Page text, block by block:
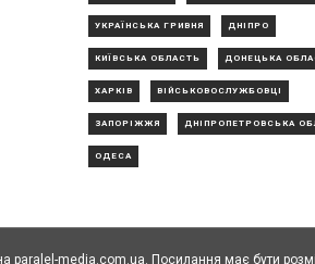
УКРАЇНСЬКА ГРИВНЯ ДНІПРО
КИЇВСЬКА ОБЛАСТЬ ДОНЕЦЬКА
ХАРКІВ ВІЙСЬКОВОСЛУЖБОВЦІ
ЗАПОРІЖЖЯ ДНІПРОПЕТРОВСЬКА
ОДЕСА
paralel-media.com.ua. Посилання має бути